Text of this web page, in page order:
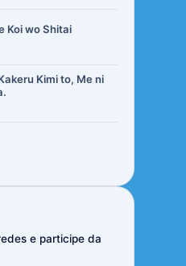
Koi wo Shitai
Kimi to, Me ni
e participe da